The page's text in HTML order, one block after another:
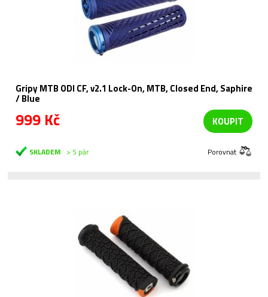
Gripy MTB ODI CF, v2.1 Lock-On, MTB, Closed End, Saphire
/ Blue
999 Kč KOUPIT
SKLADEM > 5 pár Porovnat